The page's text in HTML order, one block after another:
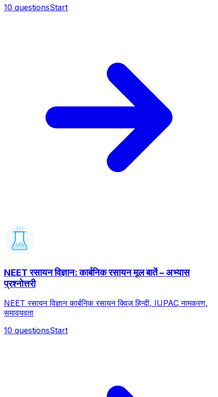
10 questionsStart
NEET रसायन विज्ञान: कार्बनिक रसायन मूल बातें – अभ्यास
प्रश्नोत्तरी
NEET रसायन विज्ञान कार्बनिक रसायन क्विज़ हिन्दी, IUPAC नामकरण,
समावयवता
10 questionsStart